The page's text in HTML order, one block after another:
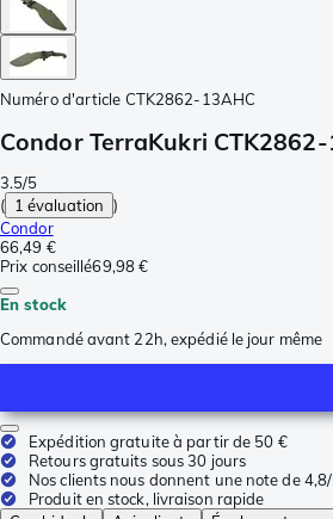
Numéro d'article CTK2862-13AHC
Condor TerraKukri
3.5/5
( 1 évaluation )
Condor
66,49 €
Prix conseillé69,98 €
En stock
Commandé avant 22h, expédié le jour même
Expédition gratuite à partir de 50 €
Retours gratuits sous 30 jours
Nos clients nous donnent une note de
Produit en stock, livraison rapide